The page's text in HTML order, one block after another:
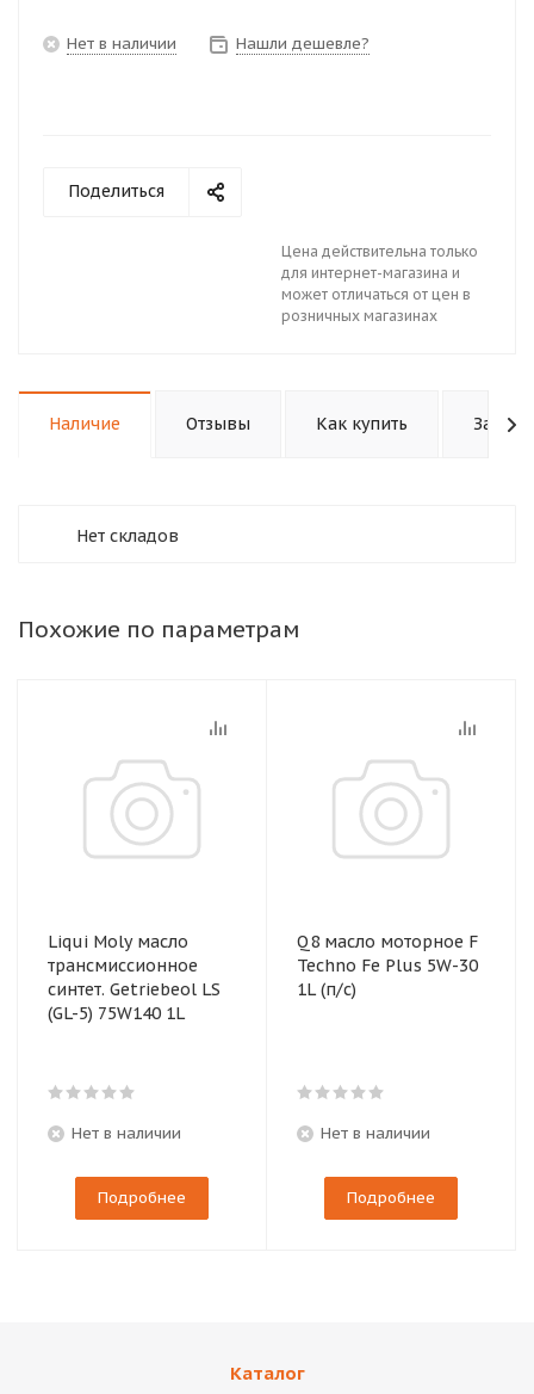
Нет в наличии Нашли дешевле?
Поделиться
Цена действительна только
для интернет-магазина и
может отличаться от цен в
розничных магазинах
Наличие Отзывы Как купить
Нет складов
Похожие по параметрам
Liqui Moly масло
трансмиссионное
синтет. Getriebeol LS
(GL-5) 75W140 1L
Нет в наличии
Подробнее
Q8 масло моторное F
Techno Fe Plus 5W-30
1L (п/с)
Нет в наличии
Подробнее
Каталог